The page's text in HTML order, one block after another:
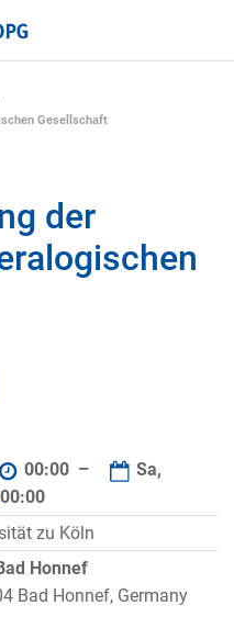
Gesellschaft
der
00:00 –
Sa,
00:00
zu Köln
Honnef
Bad Honnef, Germany